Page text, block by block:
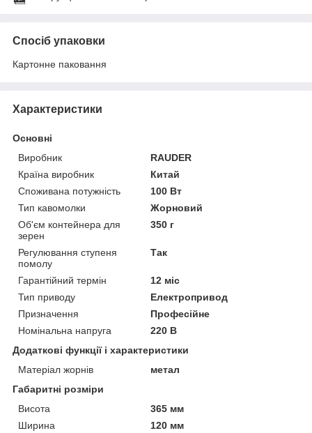
Спосіб упаковки
Картонне паковання
Характеристики
Основні
Виробник
RAUDER
Країна виробник
Китай
Споживана потужність
100 Вт
Тип кавомолки
Жорновий
Об'єм контейнера для
зерен
350 г
Регулювання ступеня
помолу
Так
Гарантійний термін
12 міс
Тип приводу
Електропривод
Призначення
Професійне
Номінальна напруга
220 В
Додаткові функції і характеристики
Матеріал жорнів
метал
Габаритні розміри
Висота
365 мм
Ширина
120 мм